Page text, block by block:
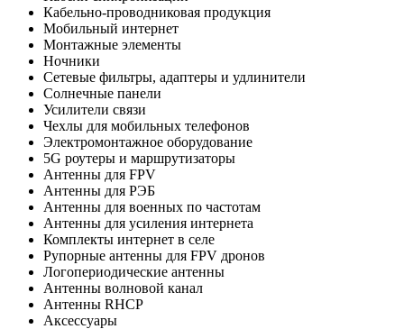
Кабельно-проводниковая продукция
Мобильный интернет
Монтажные элементы
Ночники
Сетевые фильтры, адаптеры и удлинители
Солнечные панели
Усилители связи
Чехлы для мобильных телефонов
Электромонтажное оборудование
5G роутеры и маршрутизаторы
Антенны для FPV
Антенны для РЭБ
Антенны для военных по частотам
Антенны для усиления интернета
Комплекты интернет в селе
Рупорные антенны для FPV дронов
Логопериодические антенны
Антенны волновой канал
Антенны RHCP
Аксессуары